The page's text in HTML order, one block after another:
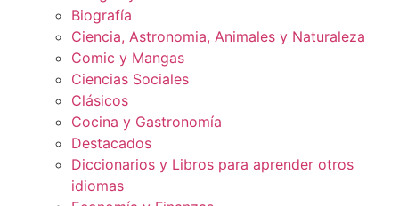
Biografía
Ciencia, Astronomia, Animales y Naturaleza
Comic y Mangas
Ciencias Sociales
Clásicos
Cocina y Gastronomía
Destacados
Diccionarios y Libros para aprender otros
idiomas